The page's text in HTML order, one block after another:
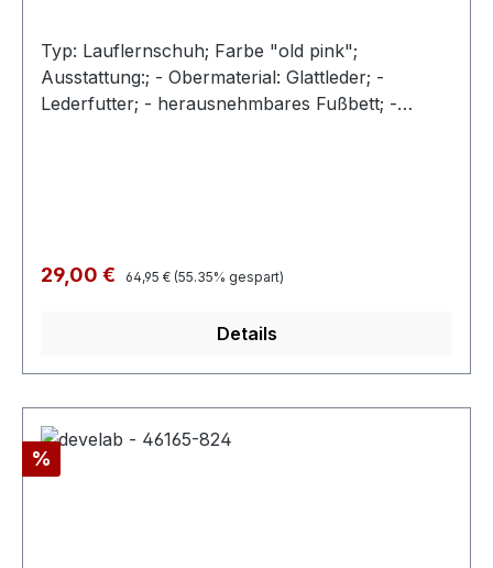
Typ: Lauflernschuh; Farbe "old pink";
Ausstattung:; - Obermaterial: Glattleder; -
Lederfutter; - herausnehmbares Fußbett; -
Verkaufspreis:
29,00 € Regulärer Preis:
64,95 € (55.35% gespart)
Details
Rabatt
%